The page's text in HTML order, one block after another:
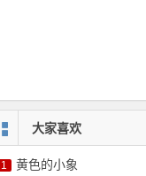
大家喜欢
1 黄色的小象